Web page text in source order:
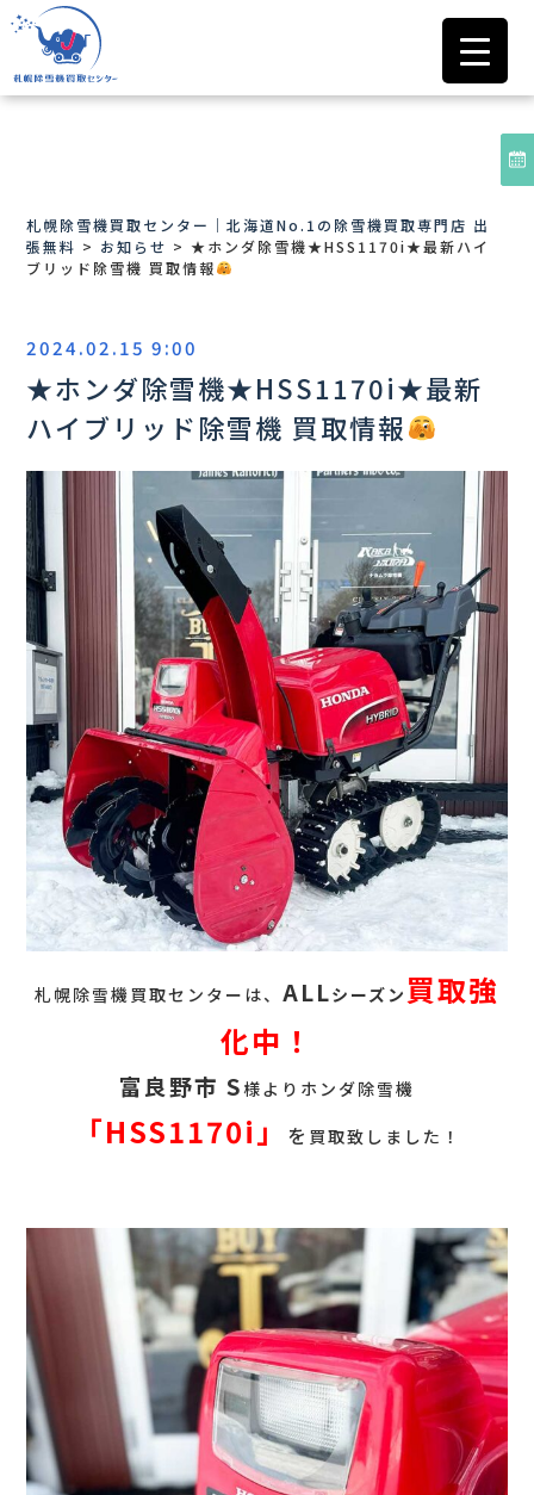
札幌除雪機買取センター｜北海道No.1の除雪機買取専門店 出
張無料 > お知らせ >★ホンダ除雪機★HSS1170i★最新ハイ
ブリッド除雪機 買取情報
2024.02.15 9:00
★ホンダ除雪機★HSS1170i★最新
ハイブリッド除雪機 買取情報
札幌除雪機買取センターは、 ALLシーズン 買取強
化中！
富良野市 S様よりホンダ除雪機
「HSS1170i」 を 買取致しました！